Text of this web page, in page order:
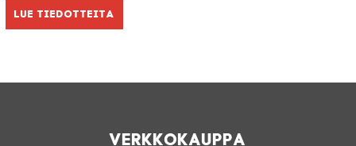
Lue tiedotteita
Verkkokauppa